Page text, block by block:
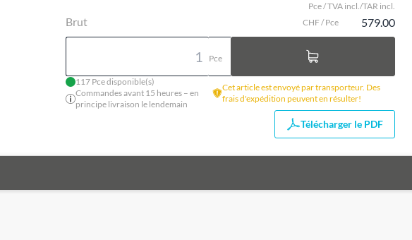
Pce / TVA incl./TAR incl.
Brut CHF / Pce 579.00
Pce
117 Pce disponible(s)
Commandes avant 15 heures – en
principe livraison le lendemain
Cet article est envoyé par transporteur. Des
frais d'expédition peuvent en résulter!
Télécharger le PDF